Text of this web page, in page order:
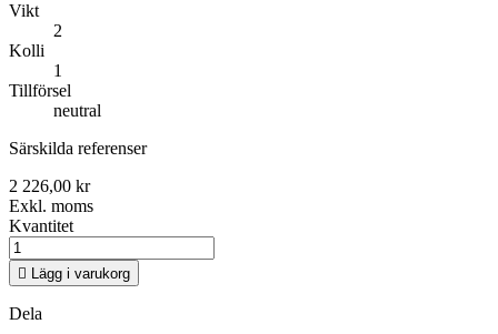
Vikt
2
Kolli
1
Tillförsel
neutral
Särskilda referenser
2 226,00 kr
Exkl. moms
Kvantitet
 Lägg i varukorg
Dela